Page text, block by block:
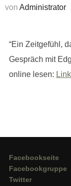
von Administrator
“Ein Zeitgefühl,
Gespräch mit
online lesen: Link
Facebookseite
Facebookgruppe
Twitter